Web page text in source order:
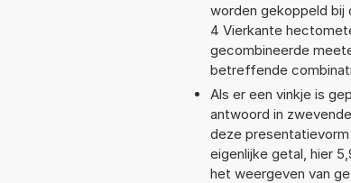
worden gekoppeld bij
4 Vierkante
gecombineerde
betreffende
Als er een vinkje is
antwoord in
deze
eigenlijke getal, hier
het weergeven van